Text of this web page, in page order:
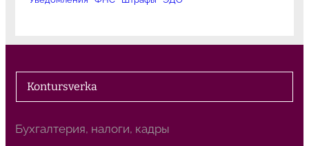
Kontursverka
Бухгалтерия, налоги, кадры